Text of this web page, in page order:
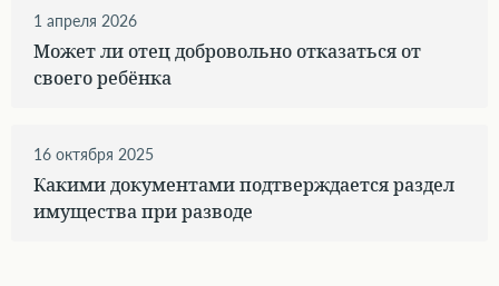
1 апреля 2026
Может ли отец добровольно отказаться от
своего ребёнка
16 октября 2025
Какими документами подтверждается раздел
имущества при разводе